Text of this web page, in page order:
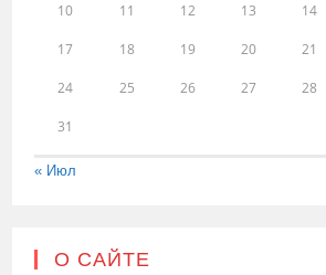
10 11 12 13 14
17 18 19 20 21
24 25 26 27 28
31
« Июл
О САЙТЕ